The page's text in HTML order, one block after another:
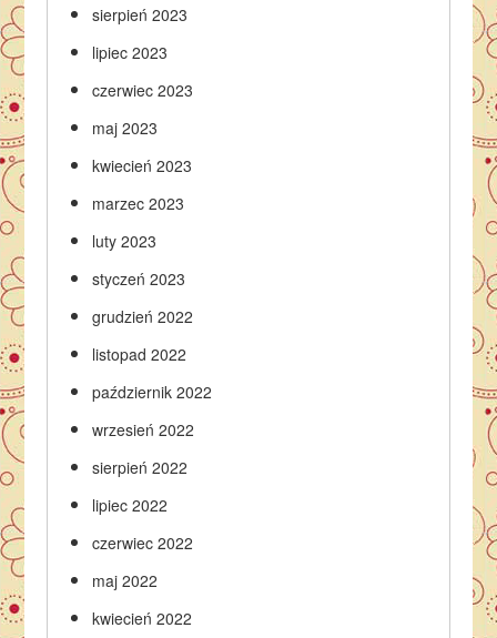
sierpień 2023
lipiec 2023
czerwiec 2023
maj 2023
kwiecień 2023
marzec 2023
luty 2023
styczeń 2023
grudzień 2022
listopad 2022
październik 2022
wrzesień 2022
sierpień 2022
lipiec 2022
czerwiec 2022
maj 2022
kwiecień 2022